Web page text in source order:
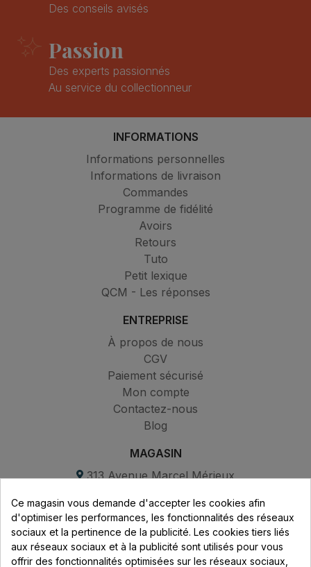
Des conseils avisés
Passion
Des experts passionnés
Au service du collectionneur
INFORMATIONS
Informations personnelles
Informations de livraison
Commandes
Programme de fidélité
Avoirs
Retours
Tuto
Petit lexique
QCM - Les réponses
ENTREPRISE
À propos de nous
CGV
Paiement sécurisé
Mon compte
Contactez-nous
Blog
MAGASIN
313 Avenue Marcel Mérieux
69530 Brignais
Lundi au vendredi :
8h - 16h
Ce magasin vous demande d'accepter les cookies afin
d'optimiser les performances, les fonctionnalités des réseaux
sociaux et la pertinence de la publicité. Les cookies tiers liés
aux réseaux sociaux et à la publicité sont utilisés pour vous
offrir des fonctionnalités optimisées sur les réseaux sociaux,